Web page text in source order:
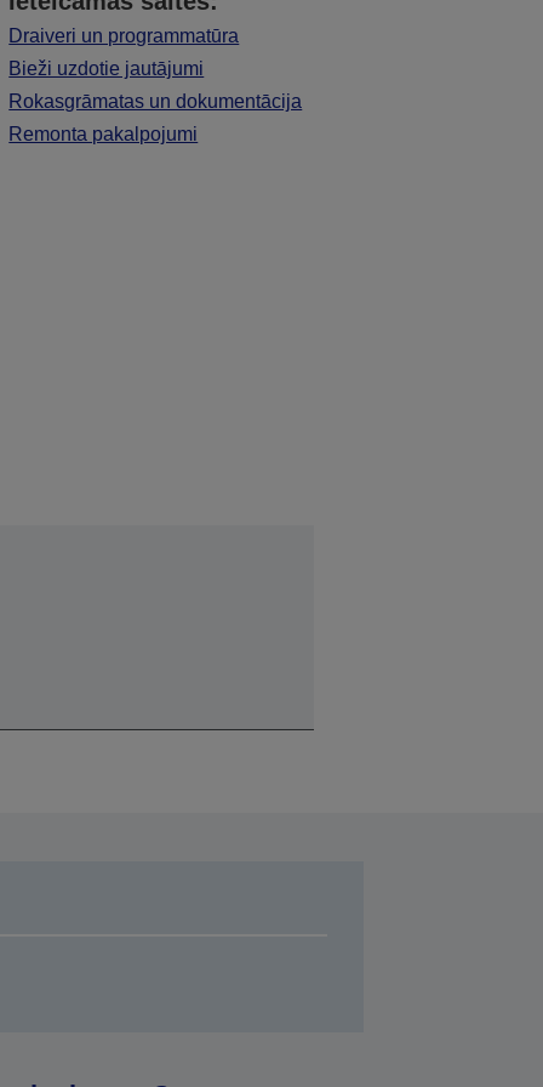
Draiveri un programmatūra
Bieži uzdotie jautājumi
Rokasgrāmatas un dokumentācija
Remonta pakalpojumi